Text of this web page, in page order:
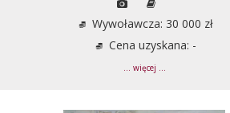
Wywoławcza: 30 000 zł
Cena uzyskana: -
... więcej ...